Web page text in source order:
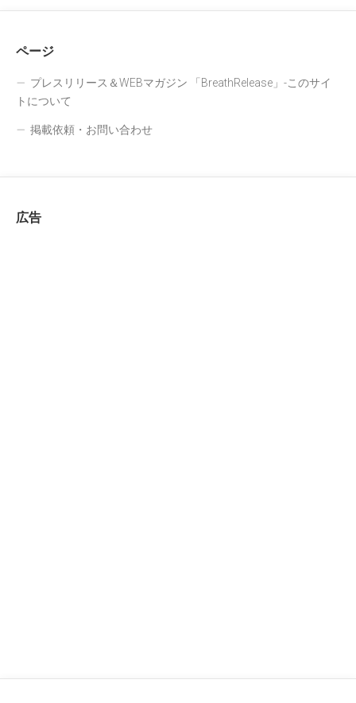
ページ
プレスリリース＆WEBマガジン 「BreathRelease」-このサイ
トについて
掲載依頼・お問い合わせ
広告